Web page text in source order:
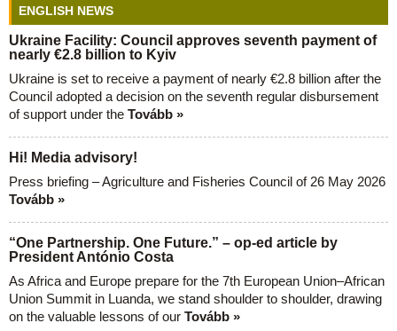
ENGLISH NEWS
Ukraine Facility: Council approves seventh payment of
nearly €2.8 billion to Kyiv
Ukraine is set to receive a payment of nearly €2.8 billion after the
Council adopted a decision on the seventh regular disbursement
of support under the Tovább »
Hi! Media advisory!
Press briefing – Agriculture and Fisheries Council of 26 May 2026
Tovább »
“One Partnership. One Future.” – op-ed article by
President António Costa
As Africa and Europe prepare for the 7th European Union–African
Union Summit in Luanda, we stand shoulder to shoulder, drawing
on the valuable lessons of our Tovább »